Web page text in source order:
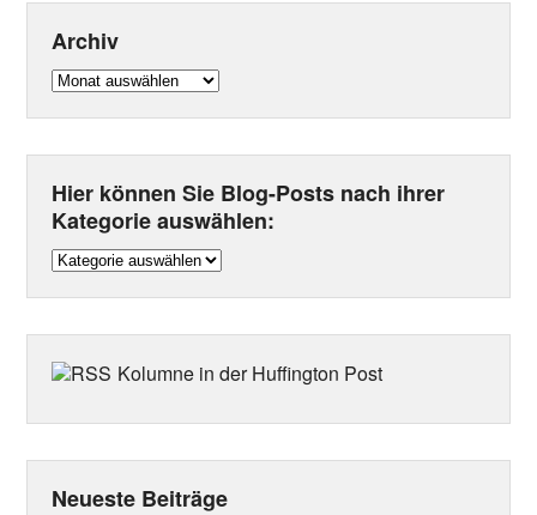
Archiv
Archiv
Hier können Sie Blog-Posts nach ihrer
Kategorie auswählen:
Hier
Blog-
Posts
Kolumne in der Huffington Post
Neueste Beiträge